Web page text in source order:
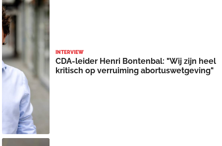
INTERVIEW
CDA-leider Henri Bontenbal: "Wij zijn heel
kritisch op verruiming abortuswetgeving"